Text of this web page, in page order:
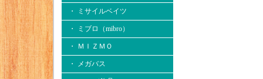
・ ミサイルベイツ
・ ミブロ（mibro）
・ ＭＩＺＭＯ
・ メガバス